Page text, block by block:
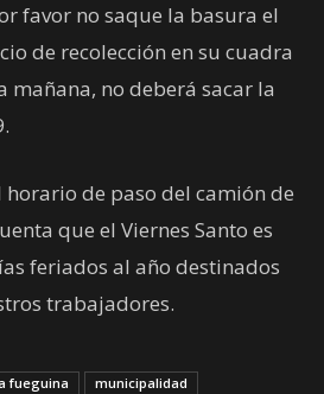
favor no saque la basura el
de recolección en su cuadra
mañana, no deberá sacar la
horario de paso del camión de
que el Viernes Santo es
feriados al año destinados
trabajadores.
fueguina
municipalidad